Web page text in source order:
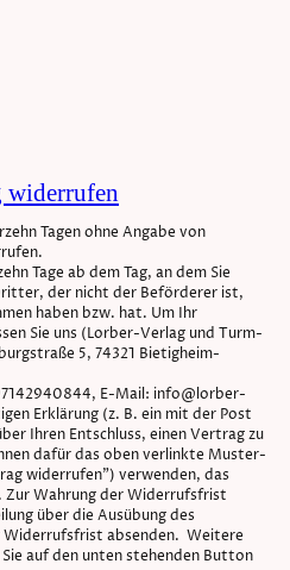
widerrufen
Tagen ohne Angabe von
Tage ab dem Tag, an dem Sie
der nicht der Beförderer ist,
haben bzw. hat. Um Ihr
Sie uns (Lorber-Verlag und Turm-
5, 74321 Bietigheim-
E-Mail: info@lorber-
Erklärung (z. B. ein mit der Post
Ihren Entschluss, einen Vertrag zu
dafür das oben verlinkte Muster-
widerrufen") verwenden, das
Zur Wahrung der Widerrufsfrist
über die Ausübung des
absenden. Weitere
auf den unten stehenden Button